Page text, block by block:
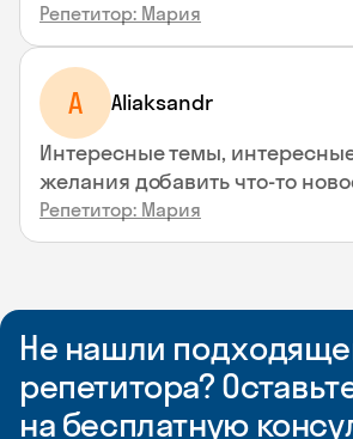
Репетитор: Мария
A Aliaksandr
Интересные темы,
желания добавить что-то
Репетитор: Мария
Не нашли
репетитора?
на бесплатную